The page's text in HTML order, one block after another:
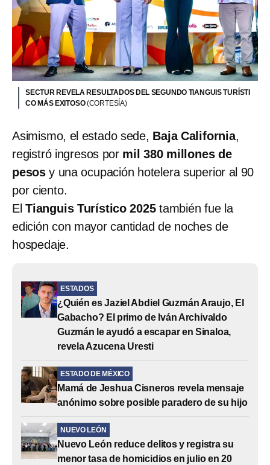
SECTUR REVELA RESULTADOS DEL SEGUNDO TIANGUIS TURÍSTI
CO MÁS EXITOSO(CORTESÍA)
Asimismo, el estado sede, Baja California,
registró ingresos por mil 380 millones de
pesos y una ocupación hotelera superior al 90
por ciento.
El Tianguis Turístico 2025también fue la
edición con mayor cantidad de noches de
hospedaje.
ESTADOS
¿Quién es Jaziel Abdiel Guzmán Araujo, El
Gabacho? El primo de Iván Archivaldo
Guzmán le ayudó a escapar en Sinaloa,
revela Azucena Uresti
ESTADO DE MÉXICO
Mamá de Jeshua Cisneros revela mensaje
anónimo sobre posible paradero de su hijo
NUEVO LEÓN
Nuevo León reduce delitos y registra su
menor tasa de homicidios en julio en 20